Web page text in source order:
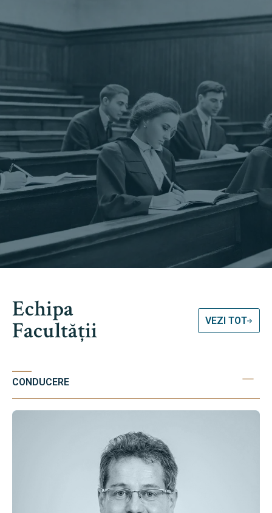
Echipa
Facultății VEZI TOT
CONDUCERE